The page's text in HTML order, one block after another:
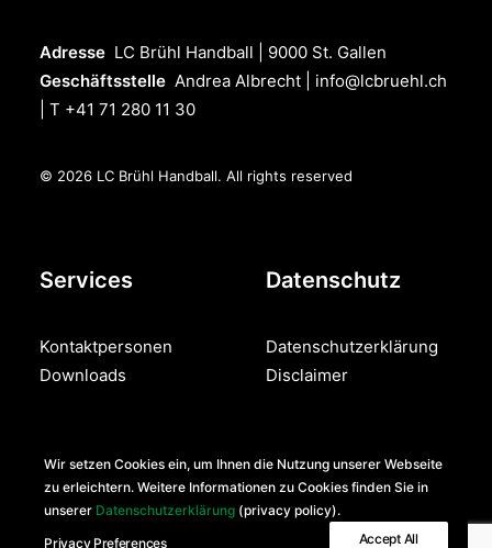
Adresse LC Brühl Handball | 9000 St. Gallen
Geschäftsstelle Andrea Albrecht | info@lcbruehl.ch
| T +41 71 280 11 30
© 2026 LC Brühl Handball. All rights reserved
Services
Kontaktpersonen
Downloads
Datenschutz
Datenschutzerklärung
Disclaimer
Wir setzen Cookies ein, um Ihnen die Nutzung unserer Webseite
zu erleichtern. Weitere Informationen zu Cookies finden Sie in
unserer Datenschutzerklärung (privacy policy).
Privacy Preferences
Accept All